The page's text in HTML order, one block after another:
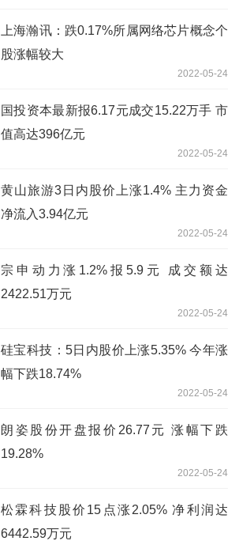
上海瀚讯：跌0.17%所属网络芯片概念个
股涨幅较大
2022-05-24
国投资本最新报6.17元成交15.22万手 市
值高达396亿元
2022-05-24
黄山旅游3日内股价上涨1.4% 主力资金
净流入3.94亿元
2022-05-24
宗申动力涨1.2%报5.9元 成交额达
2422.51万元
2022-05-24
硅宝科技：5日内股价上涨5.35% 今年涨
幅下跌18.74%
2022-05-24
朗姿股份开盘报价26.77元 涨幅下跌
19.28%
2022-05-24
松霖科技股价15点涨2.05% 净利润达
6442.59万元